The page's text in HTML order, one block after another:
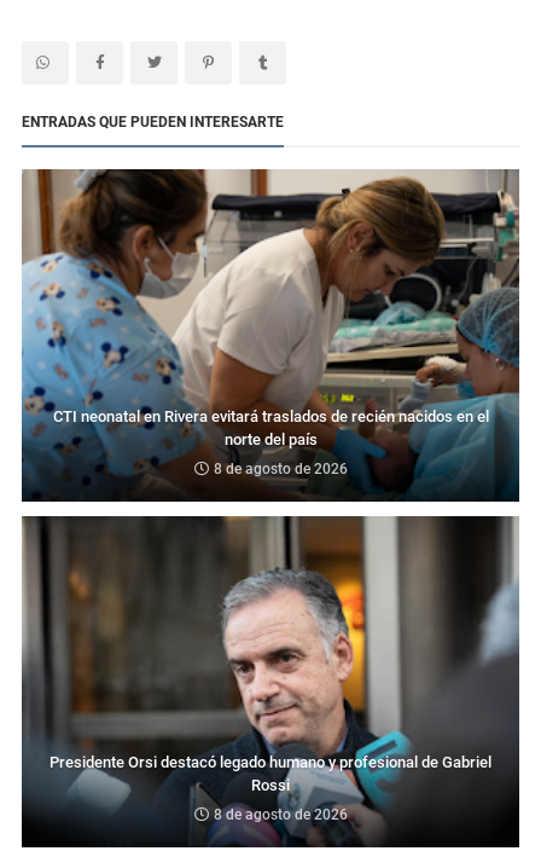
ENTRADAS QUE PUEDEN INTERESARTE
CTI neonatal en Rivera evitará traslados de recién nacidos en el
norte del país
8 de agosto de 2026
Presidente Orsi destacó legado humano y profesional de Gabriel
Rossi
8 de agosto de 2026